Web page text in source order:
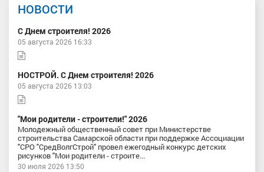
НОВОСТИ
С Днем строителя! 2026
05 августа 2026 16:33
НОСТРОЙ. С Днем строителя! 2026
05 августа 2026 13:03
"Мои родители - строители!" 2026
Молодежный общественный совет при Министерстве
строительства Самарской области при поддержке Ассоциации
"СРО "СредВолгСтрой" провел ежегодный конкурс детских
рисунков "Мои родители - строите...
30 июля 2026 13:50